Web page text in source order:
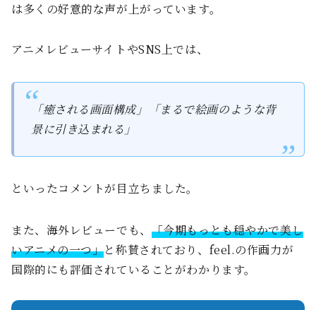
は多くの好意的な声が上がっています。
アニメレビューサイトやSNS上では、
「癒される画面構成」「まるで絵画のような背
景に引き込まれる」
といったコメントが目立ちました。
また、海外レビューでも、 「今期もっとも穏やかで美し
いアニメの一つ」と称賛されており、feel.の作画力が
国際的にも評価されていることがわかります。